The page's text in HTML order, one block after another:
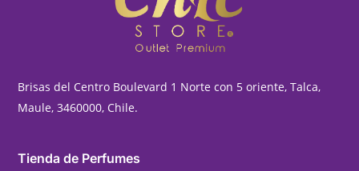
Brisas del Centro Boulevard 1 Norte con 5 oriente, Talca,
Maule, 3460000, Chile.
Tienda de Perfumes